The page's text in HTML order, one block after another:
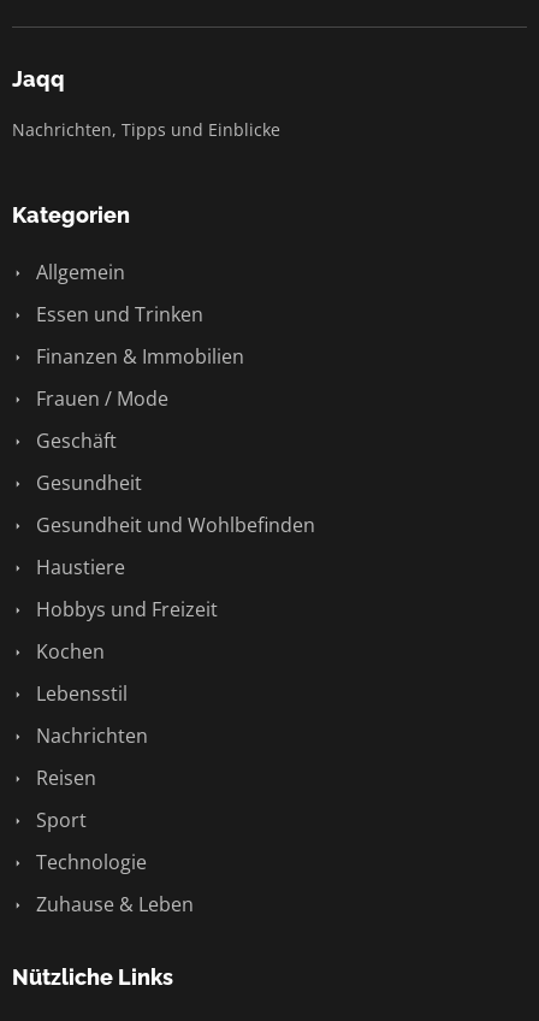
Jaqq
Nachrichten, Tipps und Einblicke
Kategorien
Allgemein
Essen und Trinken
Finanzen & Immobilien
Frauen / Mode
Geschäft
Gesundheit
Gesundheit und Wohlbefinden
Haustiere
Hobbys und Freizeit
Kochen
Lebensstil
Nachrichten
Reisen
Sport
Technologie
Zuhause & Leben
Nützliche Links